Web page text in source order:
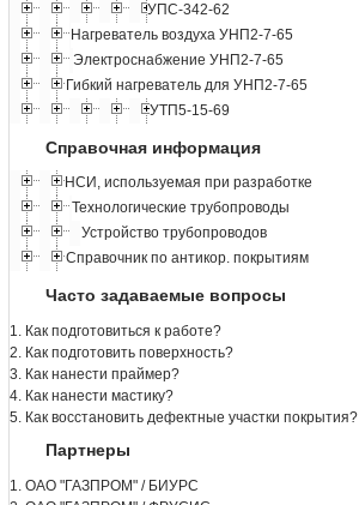
УПС-342-62
Нагреватель воздуха УНП2-7-65
Электроснабжение УНП2-7-65
Гибкий нагреватель для УНП2-7-65
УТП5-15-69
Справочная информация
НСИ, используемая при разработке
Технологические трубопроводы
Устройство трубопроводов
Справочник по антикор. покрытиям
Часто задаваемые вопросы
1. Как подготовиться к работе?
2. Как подготовить поверхность?
3. Как нанести праймер?
4. Как нанести мастику?
5. Как восстановить дефектные участки покрытия?
Партнеры
1. ОАО "ГАЗПРОМ" / БИУРС